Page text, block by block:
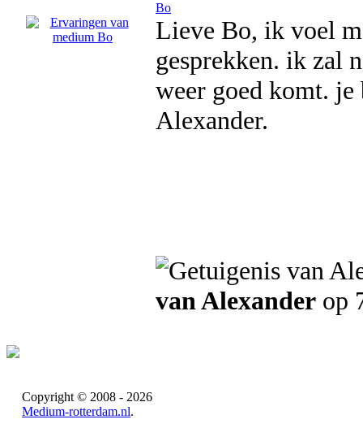
Bo
Lieve Bo, ik voel
gesprekken. ik zal
weer goed komt.
Alexander.
van Alexander op
Copyright © 2008 - 2026
Medium-rotterdam.nl.